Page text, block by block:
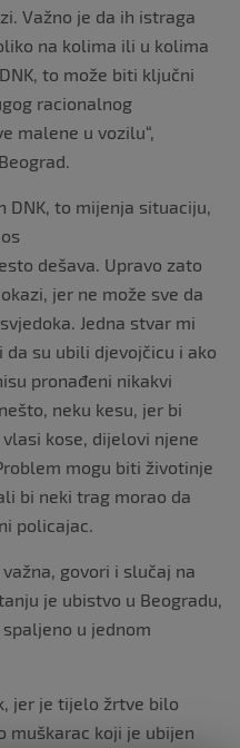
Važno je da ih istraga
na kolima ili u kolima
to može biti ključni
racionalnog
malene u vozilu“,
DNK, to mijenja situaciju,
dešava. Upravo zato
jer ne može sve da
Jedna stvar mi
su ubili djevojčicu i ako
pronađeni nikakvi
neku kesu, jer bi
kose, dijelovi njene
mogu biti životinje
bi neki trag morao da
policajac.
govori i slučaj na
je ubistvo u Beogradu,
u jednom
jer je tijelo žrtve bilo
muškarac koji je ubijen